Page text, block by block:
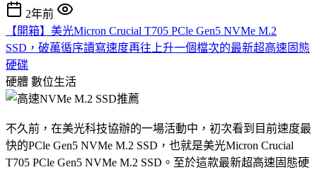
2年前
【開箱】美光Micron Crucial T705 PCle Gen5 NVMe M.2
SSD，破萬循序讀寫速度再往上升一個檔次的最新超高速固態
硬碟
硬體 數位生活
不久前，在美光科技協辦的一場活動中，初次看到目前速度最
快的PCle Gen5 NVMe M.2 SSD，也就是美光Micron Crucial
T705 PCle Gen5 NVMe M.2 SSD。至於這款最新超高速固態硬